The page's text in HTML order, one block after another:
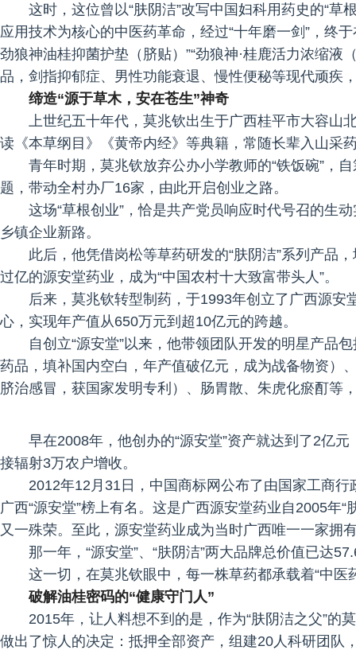
这时，这位曾以“肤阴洁”改写中国妇科用药史的“
应用技术为核心的中医药革命，经过“十年磨一剑”，终
劲狼神油桂抑菌护垫（脐贴）”“劲狼神·桂鹿活力浓缩液
品，剑指抑郁症、男性功能衰退、慢性便秘等现代顽疾
缔造“源于草木，安在苍生”神奇
上世纪五十年代，莫兆钦出生于广西桂平市大容
读《本草纲目》《黄帝内经》等典籍，常随长辈入山采
青年时期，莫兆钦放弃公办小学教师的“铁饭碗”，
题，带动全村办厂16家，由此开启创业之路。
这场“草根创业”，恰是共产党员响应时代号召的生
乡镇企业新路。
此后，他凭借岗松等草药研发的“肤阴洁”系列产品
过亿的源安堂药业，成为“中国农村十大致富带头人”。
后来，莫兆钦转型制药，于1993年创立了广西源
心，实现年产值从650万元到超10亿元的跨越。
自创立“源安堂”以来，他带领团队开发的明星产品
药品，填补国内空白，年产值破亿元，成为战备物资）
脐治感冒，获国家发明专利）、肠胃散、朱虎化瘀酊等
早在2008年，他创办的“源安堂”资产就达到了2亿
接辐射3万农户增收。
2012年12月31日，中国商标网公布了由国家工商
广西“源安堂”榜上有名。这是广西源安堂药业自2005年
又一殊荣。至此，源安堂药业成为当时广西唯一一家拥
那一年，“源安堂”、“肤阴洁”两大品牌总价值已达
这一切，在莫兆钦眼中，每一株草药都承载着“中医
破解油桂密码的“健康守门人”
2015年，让人料想不到的是，作为“肤阴洁之父”
做出了惊人的决定：抵押全部资产，组建20人科研团队